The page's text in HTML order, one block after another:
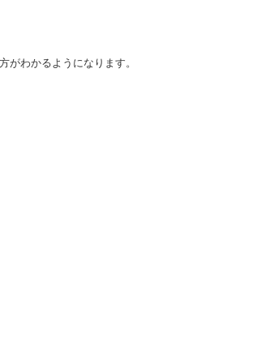
がわかるようになります。